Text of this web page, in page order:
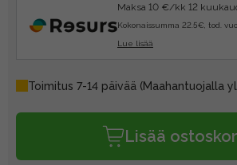
Maksa 10 €/kk 12
Kokonaissumma 22.5€, tod.
Lue lisää
Toimitus 7-14 päivää (Maahantuojalla
Lisää